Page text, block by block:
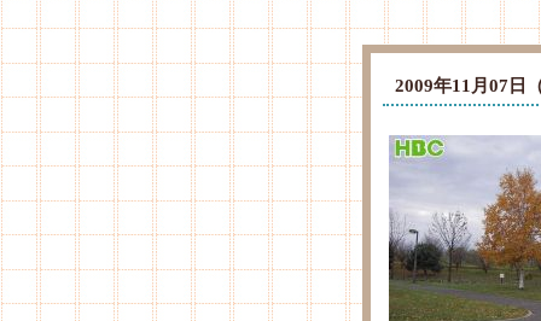
2009年11月07